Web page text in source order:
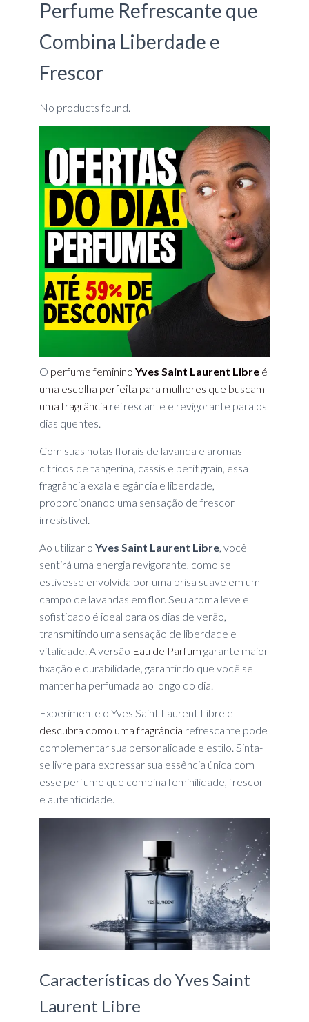
Perfume Refrescante que
Combina Liberdade e
Frescor
No products found.
O perfume feminino Yves Saint Laurent Libreé
uma escolha perfeita para mulheres que buscam
uma fragrância refrescante e revigorante para os
dias quentes.
Com suas notas florais de lavanda e aromas
cítricos de tangerina, cassis e petit grain, essa
fragrância exala elegância e liberdade,
proporcionando uma sensação de frescor
irresistível.
Ao utilizar o Yves Saint Laurent Libre, você
sentirá uma energia revigorante, como se
estivesse envolvida por uma brisa suave em um
campo de lavandas em flor. Seu aroma leve e
sofisticado é ideal para os dias de verão,
transmitindo uma sensação de liberdade e
vitalidade. A versão Eau de Parfum garante maior
fixação e durabilidade, garantindo que você se
mantenha perfumada ao longo do dia.
Experimente o Yves Saint Laurent Libre e
descubra como uma fragrância refrescante pode
complementar sua personalidade e estilo. Sinta-
se livre para expressar sua essência única com
esse perfume que combina feminilidade, frescor
e autenticidade.
Características do Yves Saint
Laurent Libre